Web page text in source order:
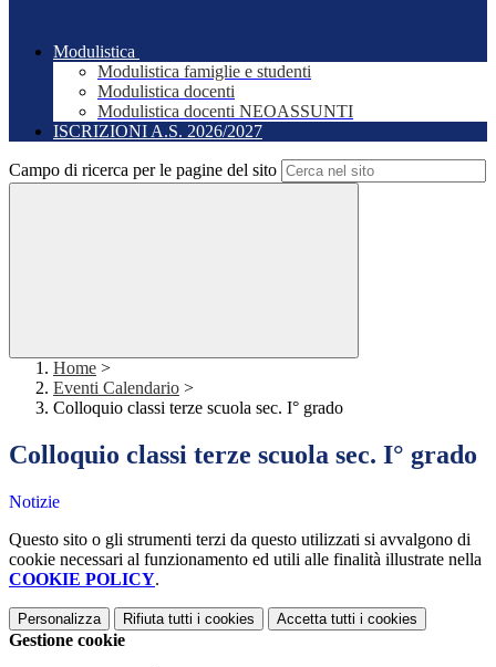
Modulistica
Modulistica famiglie e studenti
Modulistica docenti
Modulistica docenti NEOASSUNTI
ISCRIZIONI A.S. 2026/2027
Campo di ricerca per le pagine del sito
Home >
Eventi Calendario >
Colloquio classi terze scuola sec. I° grado
Colloquio classi terze scuola sec. I° grado
Notizie
Questo sito o gli strumenti terzi da questo utilizzati si avvalgono di
cookie necessari al funzionamento ed utili alle finalità illustrate nella
COOKIE POLICY.
Personalizza Rifiuta tutti i cookies Accetta tutti i cookies
Gestione cookie